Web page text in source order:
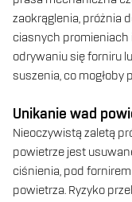
zaokrąglenia, próżnia
ciasnych promieniach
odrywaniu się forniru
suszenia, co mogłoby
Unikanie wad
Nieoczywistą zaletą
powietrze jest
ciśnienia, pod
powietrza. Ryzyko